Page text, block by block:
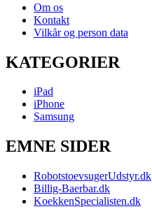
Om os
Kontakt
Vilkår og person data
KATEGORIER
iPad
iPhone
Samsung
EMNE SIDER
RobotstoevsugerUdstyr.dk
Billig-Baerbar.dk
KoekkenSpecialisten.dk